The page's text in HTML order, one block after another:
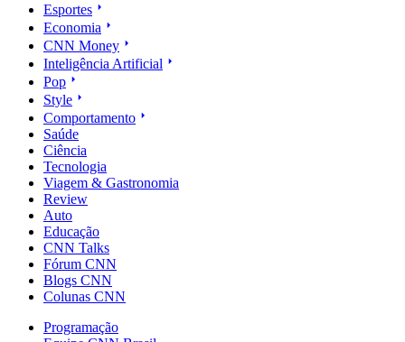
Esportes
Economia
CNN Money
Inteligência Artificial
Pop
Style
Comportamento
Saúde
Ciência
Tecnologia
Viagem & Gastronomia
Review
Auto
Educação
CNN Talks
Fórum CNN
Blogs CNN
Colunas CNN
Programação